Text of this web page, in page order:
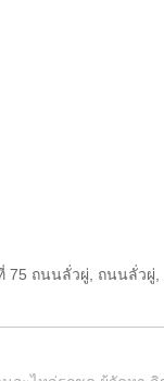
75 ถนนลั่วผู่, ถนนลั่ว